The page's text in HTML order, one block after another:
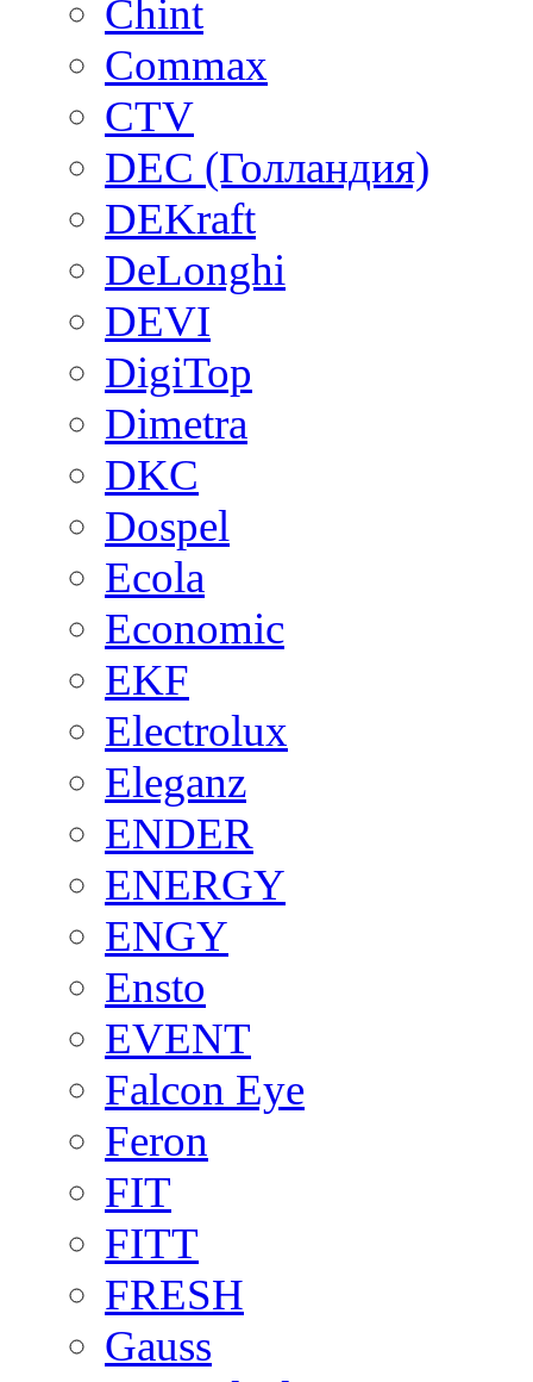
Chint
Commax
CTV
DEC (Голландия)
DEKraft
DeLonghi
DEVI
DigiTop
Dimetra
DKC
Dospel
Ecola
Economic
EKF
Electrolux
Eleganz
ENDER
ENERGY
ENGY
Ensto
EVENT
Falcon Eye
Feron
FIT
FITT
FRESH
Gauss